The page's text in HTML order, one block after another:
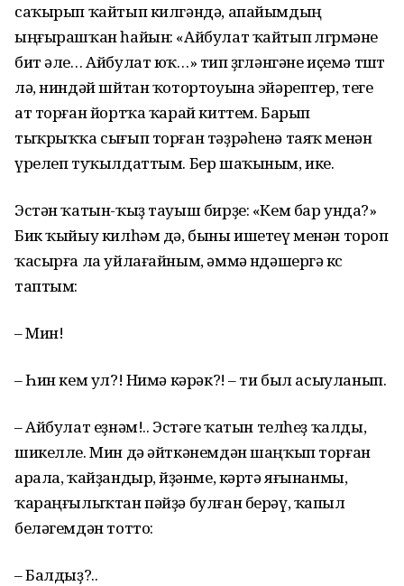
саҡырып ҡайтып килгәндә, апайымдың
ыңғырашҡан һайын: «Айбулат ҡайтып өлгөрмәне
бит әле… Айбулат юҡ…» тип өҙгөләнгәне иҫемә төштө
лә, ниндәй шйтан ҡотортоуына эйәрептер, теге
ат торған йортҡа ҡарай киттем. Барып
тыҡрыҡҡа сығып торған тәҙрәһенә таяҡ менән
үрелеп туҡылдаттым. Бер шаҡыным, ике.
Эстән ҡатын-ҡыҙ тауыш бирҙе: «Кем бар унда?»
Бик ҡыйыу килһәм дә, быны ишетеү менән тороп
ҡасырға ла уйлағайным, әммә өндәшергә көс
таптым:
– Мин!
– Һин кем ул?! Нимә кәрәк?! – ти был асыуланып.
– Айбулат еҙнәм!.. Эстәге ҡатын телһеҙ ҡалды,
шикелле. Мин дә әйткәнемдән шаңҡып торған
арала, ҡайҙандыр, өйҙәнме, кәртә яғынанмы,
ҡараңғылыҡтан пәйҙә булған берәү, ҡапыл
беләгемдән тотто:
– Балдыҙ?..